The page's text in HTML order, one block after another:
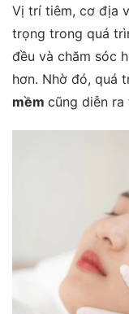
Vị trí tiêm, cơ địa
trọng trong quá
đều và chăm sóc
hơn. Nhờ đó, quá
mềm cũng diễn ra